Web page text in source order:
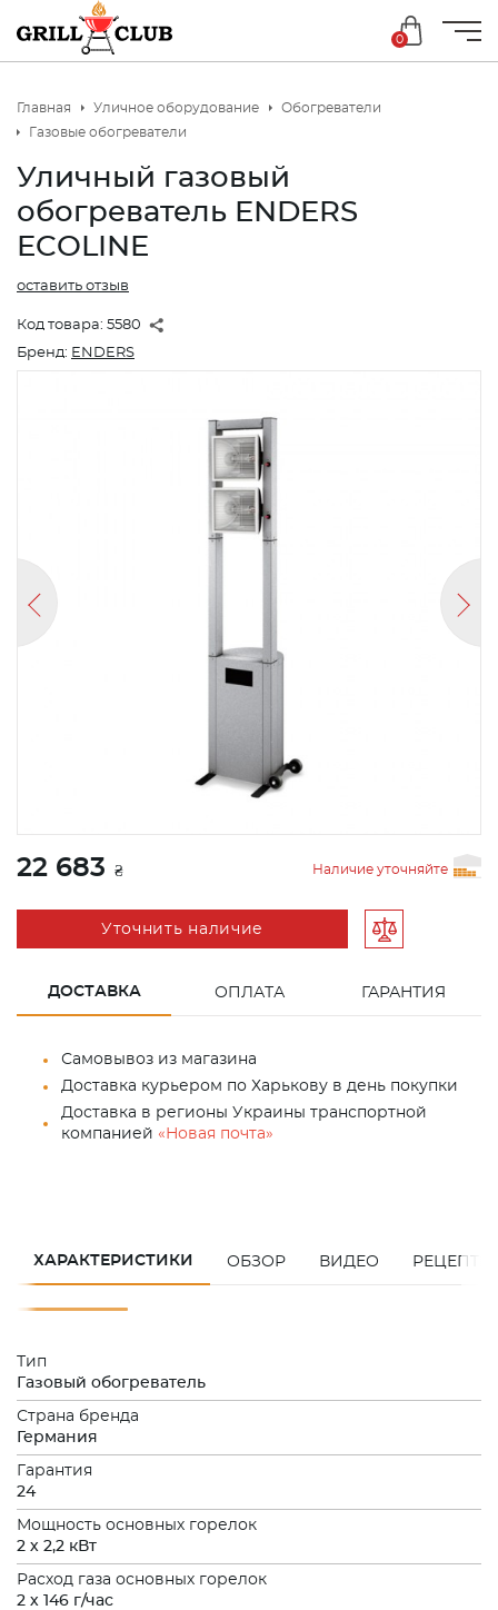
0
Главная Уличное оборудование
Обогреватели
Газовые обогреватели
Уличный газовый
обогреватель ENDERS
ECOLINE
Код товара: 5580
оставить отзыв
Бренд: ENDERS
22 683 ₴ Наличие уточняйте
Уточнить наличие
ДОСТАВКА ОПЛАТА ГАРАНТИЯ
Самовывоз из магазина
Доставка курьером по Харькову в день покупки
Доставка в регионы Украины транспортной
компанией «Новая почта»
ХАРАКТЕРИСТИКИ ОБЗОР ВИДЕО РЕЦЕПТЫ
Тип
Газовый обогреватель
Страна бренда
Германия
Гарантия
24
Мощность основных горелок
2 х 2,2 кВт
Расход газа основных горелок
2 х 146 г/час